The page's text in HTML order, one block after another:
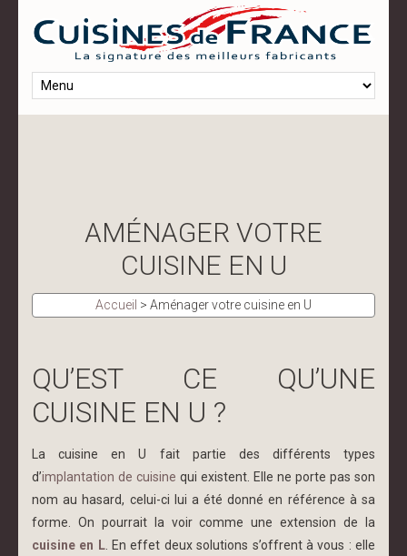
AMÉNAGER VOTRE
CUISINE EN U
Accueil > Aménager votre cuisine en U
QU’EST CE QU’UNE
CUISINE EN U ?
La cuisine en U fait partie des différents types
d’implantation de cuisine qui existent. Elle ne porte pas son
nom au hasard, celui-ci lui a été donné en référence à sa
forme. On pourrait la voir comme une extension de la
cuisine en L. En effet deux solutions s’offrent à vous : elle